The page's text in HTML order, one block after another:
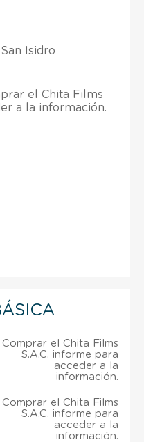
Isidro
el Chita Films
a la información.
Comprar el Chita Films
S.A.C. informe para
acceder a la
información.
Comprar el Chita Films
S.A.C. informe para
acceder a la
información.